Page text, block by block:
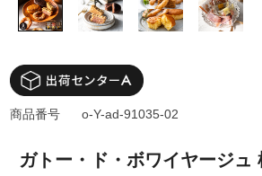
ガトー・ド・ボワイヤージュ
商品番号 o-Y-ad-91035-02